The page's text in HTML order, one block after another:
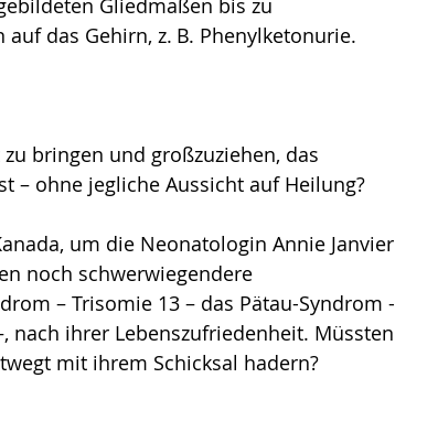
das Gehirn, z. B. Phenylketonurie.
bringen und großzuziehen, das
– ohne jegliche Aussicht auf Heilung?
um die Neonatologin Annie Janvier
noch schwerwiegendere
– Trisomie 13 – das Pätau-Syndrom -
nach ihrer Lebenszufriedenheit. Müssten
mit ihrem Schicksal hadern?